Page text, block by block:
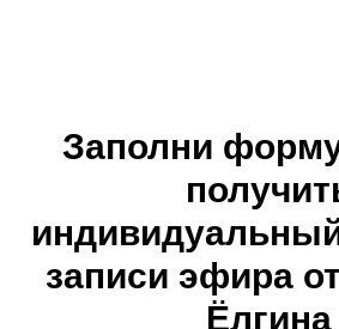
Заполни
записи эфира
Ёлгина